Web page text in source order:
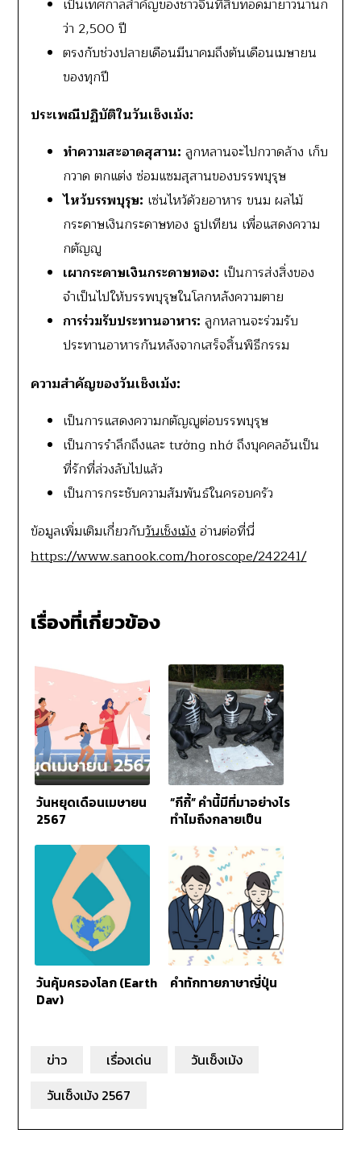
เป็นเทศกาลสำคัญของชาวจีนที่สืบทอดมายาวนานก
ว่า 2,500 ปี
ตรงกับช่วงปลายเดือนมีนาคมถึงต้นเดือนเมษายน
ของทุกปี
ประเพณีปฏิบัติในวันเช็งเม้ง:
ทำความสะอาดสุสาน: ลูกหลานจะไปกวาดล้าง เก็บ
กวาด ตกแต่ง ซ่อมแซมสุสานของบรรพบุรุษ
ไหว้บรรพบุรุษ: เซ่นไหว้ด้วยอาหาร ขนม ผลไม้
กระดาษเงินกระดาษทอง ธูปเทียน เพื่อแสดงความ
กตัญญู
เผากระดาษเงินกระดาษทอง: เป็นการส่งสิ่งของ
จำเป็นไปให้บรรพบุรุษในโลกหลังความตาย
การร่วมรับประทานอาหาร: ลูกหลานจะร่วมรับ
ประทานอาหารกันหลังจากเสร็จสิ้นพิธีกรรม
ความสำคัญของวันเช็งเม้ง:
เป็นการแสดงความกตัญญูต่อบรรพบุรุษ
เป็นการรำลึกถึงและ tưởng nhớ ถึงบุคคลอันเป็น
ที่รักที่ล่วงลับไปแล้ว
เป็นการกระชับความสัมพันธ์ในครอบครัว
ข้อมูลเพิ่มเติมเกี่ยวกับวันเช็งเม้งอ่านต่อที่นี่
https://www.sanook.com/horoscope/242241/
เรื่องที่เกี่ยวข้อง
วันหยุดเดือนเมษายน
2567
“กีกี้” คำนี้มีที่มาอย่างไร
ทำไมถึงกลายเป็น
วันคุ้มครองโลก (Earth
Day)
คำทักทายภาษาญี่ปุ่น
ข่าว เรื่องเด่น
วันเช็งเม้ง
วันเช็งเม้ง 2567